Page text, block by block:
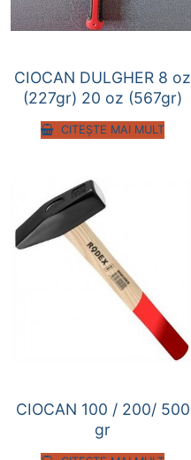
CIOCAN DULGHER 8 oz
(227gr) 20 oz (567gr)
CITEȘTE MAI MULT
CIOCAN 100 / 200/ 500
gr